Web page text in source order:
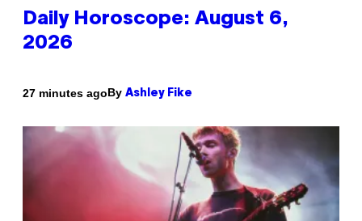
Daily Horoscope: August 6,
2026
27 minutes agoBy Ashley Fike